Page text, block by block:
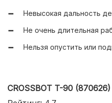
Невысокая дальность
Не очень длительная
Нельзя опустить или
CROSSBOT T-90 (870626)